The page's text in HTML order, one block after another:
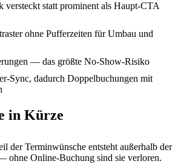
versteckt statt prominent als Haupt-CTA
ohne Pufferzeiten für Umbau und
— das größte No-Show-Risiko
Sync, dadurch Doppelbuchungen mit
in Kürze
der Terminwünsche entsteht außerhalb der
ohne Online-Buchung sind sie verloren.